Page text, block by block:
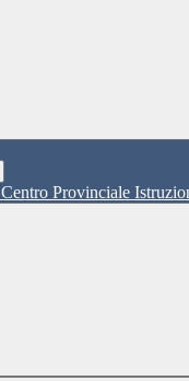
Centro Provinciale